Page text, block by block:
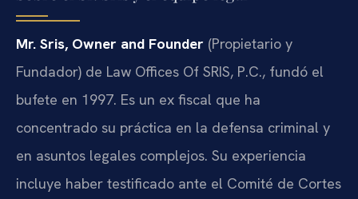
Mr. Sris, Owner and Founder (Propietario y
Fundador) de Law Offices Of SRIS, P.C., fundó el
bufete en 1997. Es un ex fiscal que ha
concentrado su práctica en la defensa criminal y
en asuntos legales complejos. Su experiencia
incluye haber testificado ante el Comité de Cortes